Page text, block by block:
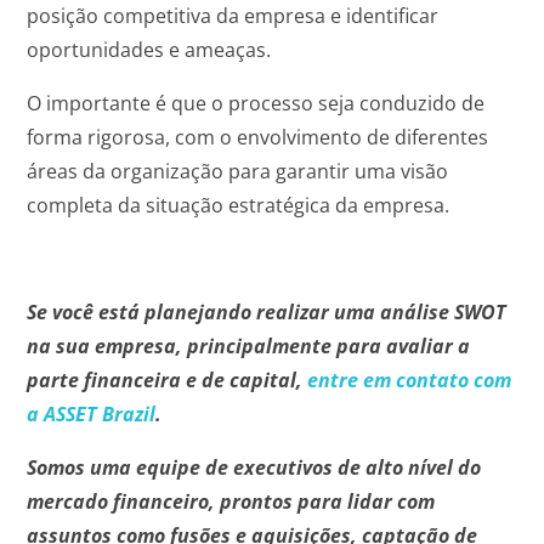
posição competitiva da empresa e identificar
oportunidades e ameaças.
O importante é que o processo seja conduzido de
forma rigorosa, com o envolvimento de diferentes
áreas da organização para garantir uma visão
completa da situação estratégica da empresa.
Se você está planejando realizar uma análise SWOT
na sua empresa, principalmente para avaliar a
parte financeira e de capital,entre em contato com
a ASSET Brazil.
Somos uma equipe de executivos de alto nível do
mercado financeiro, prontos para lidar com
assuntos como fusões e aquisições, captação de